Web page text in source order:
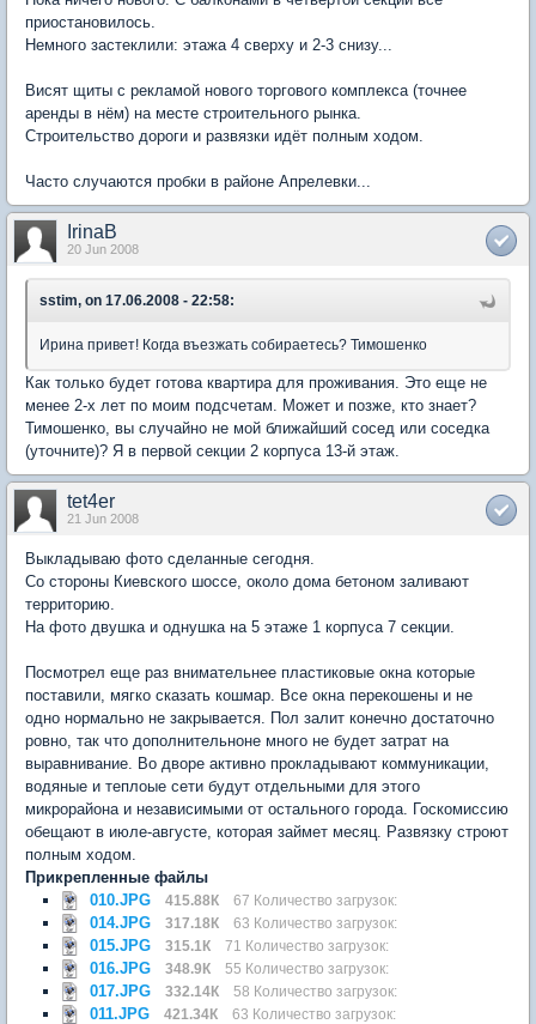
приостановилось.
Немного застеклили: этажа 4 сверху и 2-3 снизу...
Висят щиты с рекламой нового торгового комплекса (точнее
аренды в нём) на месте строительного рынка.
Строительство дороги и развязки идёт полным ходом.
Часто случаются пробки в районе Апрелевки...
IrinaB
20 Jun 2008
sstim, on 17.06.2008 - 22:58:
Ирина привет! Когда въезжать собираетесь? Тимошенко
Как только будет готова квартира для проживания. Это еще не
менее 2-х лет по моим подсчетам. Может и позже, кто знает?
Тимошенко, вы случайно не мой ближайший сосед или соседка
(уточните)? Я в первой секции 2 корпуса 13-й этаж.
tet4er
21 Jun 2008
Выкладываю фото сделанные сегодня.
Со стороны Киевского шоссе, около дома бетоном заливают
территорию.
На фото двушка и однушка на 5 этаже 1 корпуса 7 секции.
Посмотрел еще раз внимательнее пластиковые окна которые
поставили, мягко сказать кошмар. Все окна перекошены и не
одно нормально не закрывается. Пол залит конечно достаточно
ровно, так что дополнительноне много не будет затрат на
выравнивание. Во дворе активно прокладывают коммуникации,
водяные и теплоые сети будут отдельными для этого
микрорайона и независимыми от остального города. Госкомиссию
обещают в июле-августе, которая займет месяц. Развязку строют
полным ходом.
Прикрепленные файлы
010.JPG
415.88К 67 Количество загрузок:
014.JPG 317.18К 63 Количество загрузок:
015.JPG 315.1К 71 Количество загрузок:
016.JPG 348.9К 55 Количество загрузок:
017.JPG 332.14К 58 Количество загрузок:
011.JPG 421.34К 63 Количество загрузок: